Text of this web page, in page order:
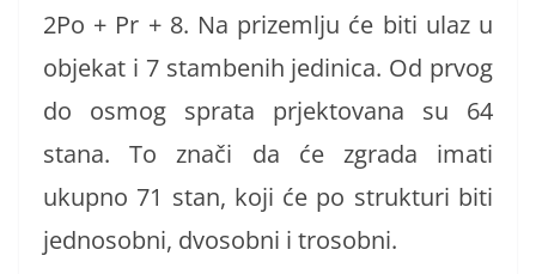
2Po + Pr + 8. Na prizemlju će biti ulaz u
objekat i 7 stambenih jedinica. Od prvog
do osmog sprata prjektovana su 64
stana. To znači da će zgrada imati
ukupno 71 stan, koji će po strukturi biti
jednosobni, dvosobni i trosobni.